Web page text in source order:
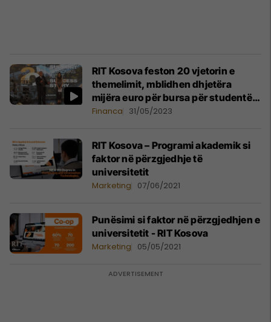
RIT Kosova feston 20 vjetorin e
themelimit, mblidhen dhjetëra
mijëra euro për bursa për studentët
e këtij universiteti
Financa 31/05/2023
RIT Kosova – Programi akademik si
faktor në përzgjedhje të
universitetit
Marketing 07/06/2021
Punësimi si faktor në përzgjedhjen e
universitetit - RIT Kosova
Marketing 05/05/2021